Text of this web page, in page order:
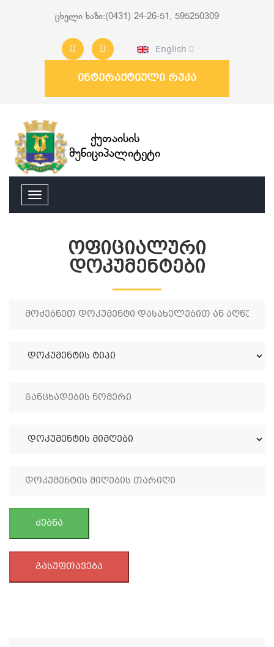
ცხელი ხაზი:(0431) 24-26-51, 595250309
English
ინტერაქტიული რუკა
ქუთაისის
მუნიციპალიტეტი
ოფიციალური
დოკუმენტები
ძებნა
გასუფთავება